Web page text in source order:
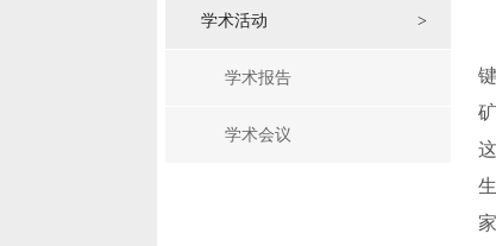
学术活动 >
学术报告
学术会议